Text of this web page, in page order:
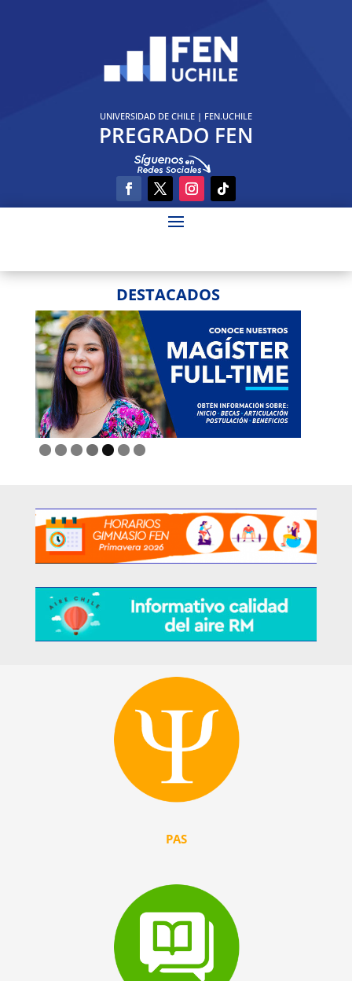
UNIVERSIDAD DE CHILE| FEN.UCHILE
PREGRADO FEN
DESTACADOS
PAS